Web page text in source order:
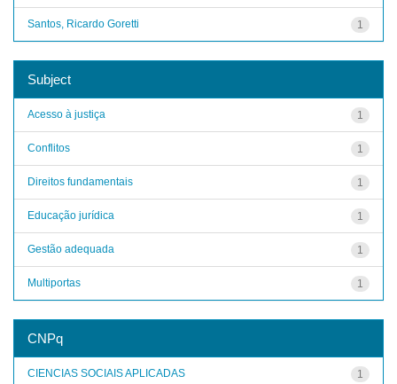
1
Santos, Ricardo Goretti
Subject
1
Acesso à justiça
1
Conflitos
1
Direitos fundamentais
1
Educação jurídica
1
Gestão adequada
1
Multiportas
CNPq
1
CIENCIAS SOCIAIS APLICADAS